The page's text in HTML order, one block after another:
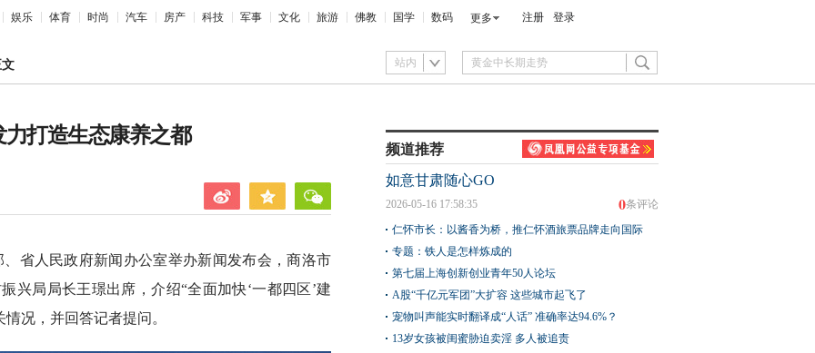
娱乐 体育 时尚 汽车 房产 科技 军事 文化 旅游 佛教 国学 数码 更多 注册 登录
站内
打造生态康养之都
省人民政府新闻办公室举办新闻发布会，商洛市
兴局局长王璟出席，介绍“全面加快‘一都四区’建
况，并回答记者提问。
频道推荐
如意甘肃随心GO
0条评论
2026-05-16 17:58:35
仁怀市长：以酱香为桥，推仁怀酒旅票品牌走向国际
专题：铁人是怎样炼成的
第七届上海创新创业青年50人论坛
A股“千亿元军团”大扩容 这些城市起飞了
宠物叫声能实时翻译成“人话” 准确率达94.6%？
13岁女孩被闺蜜胁迫卖淫 多人被追责